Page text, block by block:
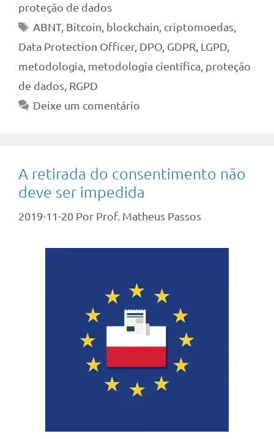
proteção de dados
Tags
ABNT, Bitcoin, blockchain, criptomoedas,
Data Protection Officer, DPO, GDPR, LGPD,
metodologia, metodologia científica, proteção
de dados, RGPD
Deixe um comentário
A retirada do consentimento não
deve ser impedida
2019-11-20 Por Prof. Matheus Passos